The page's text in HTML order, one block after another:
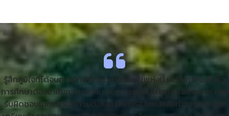
รู้สึกภูมิใจที่ได้จบการศึกษาจากมหาวิทยาลัยแห่งนี้ เพราะกว่าจะสำเร็จ
การศึกษาต้องอาศัยความอดทน
วินัย และความพยายามอย่างมาก
รับผิดชอบในการเรียนด้วยตนเอง
ฝึกการอ่านหนังสือทำการบ้าน